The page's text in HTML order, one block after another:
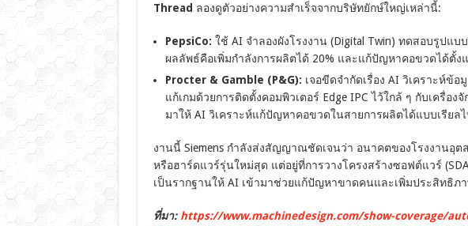
Thread ลองดูตัวอย่างความสำเร็จจากบริษัทยักษ์ใหญ่เหล่านี้:
PepsiCo: ใช้ AI จำลองผังโรงงาน (Digital Twin) ทดสอบรูปแ
ผลลัพธ์คือเพิ่มกำลังการผลิตได้ 20% และแก้ปัญหาคอขวดได้ตั้ง
Procter & Gamble (P&G): เจอขีดจำกัดเรื่อง AI วิเคราะห์ข้
แก้เกมด้วยการติดตั้งคอมพิวเตอร์ Edge IPC ไว้ใกล้ ๆ กับเครื่อ
มาให้ AI วิเคราะห์แก้ปัญหาคอขวดในสายการผลิตได้แบบเรียล
งานนี้ Siemens กำลังส่งสัญญาณชัดเจนว่า อนาคตของโรงงานอุต
หรือฮาร์ดแวร์รุ่นใหม่สุด แต่อยู่ที่การวางโครงสร้างซอฟต์แวร์
เป็นรากฐานให้ AI เข้ามาช่วยแก้ปัญหาขาดคนและเพิ่มประสิทธิภา
ที่มา: https://www.machinedesign.com/show-coverage/